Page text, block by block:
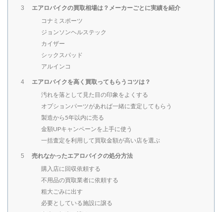
3
エアロバイクの買取相場は？メーカーごとに実績を紹介
コナミスポーツ
ジョンソンヘルステック
カイザー
シックスパッド
アルインコ
4
エアロバイクを高く買取ってもらうコツは？
汚れを落として見た目の印象をよくする
オプションパーツがあれば一緒に査定してもらう
製造から5年以内に売る
金額UPキャンペーンを上手に使う
一括査定を利用して買取金額が高い店を選ぶ
5
売れなかったエアロバイクの処分方法
購入店に回収依頼する
不用品の買取業者に依頼する
粗大ごみに出す
必要としている施設に譲る